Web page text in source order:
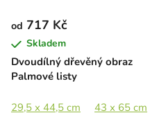
Dvoudílný dřevěný obraz
Palmové listy
od 717 Kč
Skladem
29,5 x 44,5 cm 43 x 65 cm